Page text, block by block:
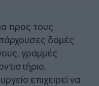
προς τους
δομές
γραμμές
επιχειρεί να